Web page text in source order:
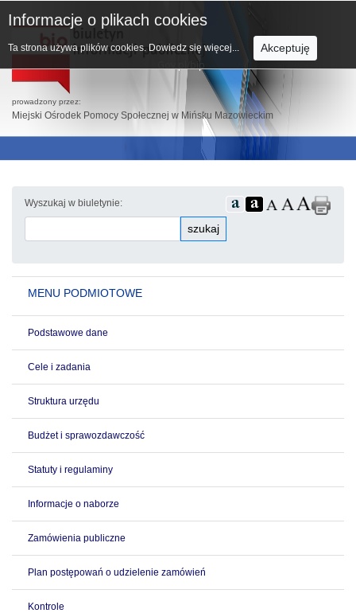
prowadzony przez:
Miejski Ośrodek Pomocy Społecznej w Mińsku Mazowieckim
Wyszukaj w biuletynie:
szukaj
MENU PODMIOTOWE
Podstawowe dane
Cele i zadania
Struktura urzędu
Budżet i sprawozdawczość
Statuty i regulaminy
Informacje o naborze
Zamówienia publiczne
Plan postępowań o udzielenie zamówień
Kontrole
Informacje o plikach cookies
Ta strona używa plików cookies. Dowiedz się więcej... Akceptuję